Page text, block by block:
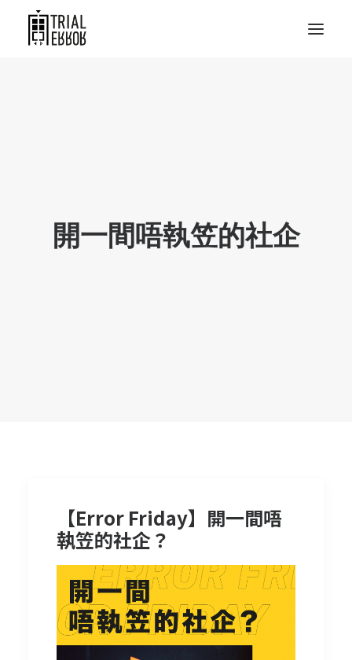
開一間唔執笠的社企
【Error Friday】開一間唔
執笠的社企？